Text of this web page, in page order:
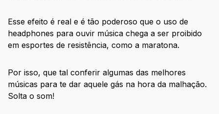
Esse efeito é real e é tão poderoso que o uso de
headphones para ouvir música chega a ser proibido
em esportes de resistência, como a maratona.
Por isso, que tal conferir algumas das melhores
músicas para te dar aquele gás na hora da malhação.
Solta o som!